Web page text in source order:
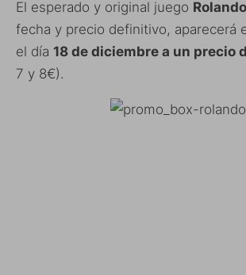
El esperado y original juego Rolando
fecha y precio definitivo, aparecerá
el día 18 de diciembre a un precio
7 y 8€).